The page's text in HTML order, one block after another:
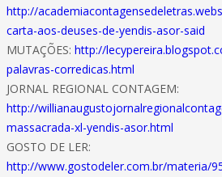
http://
carta-aos-deuses-de-yendis-asor-said
MUTAÇÕES: http://
palavras-corredicas.html
JORNAL REGIONAL CONTAGEM:
http://
massacrada-xl-yendis-asor.html
GOSTO DE LER:
http://www.gostodeler.com.br/materia/